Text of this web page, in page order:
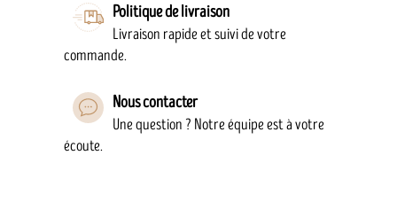
Politique de livraison
Livraison rapide et suivi de votre
commande.
Nous contacter
Une question ? Notre équipe est à votre
écoute.